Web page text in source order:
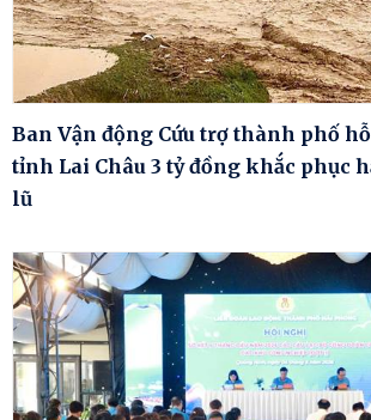
Ban Vận động Cứu trợ thành phố
tỉnh Lai Châu 3 tỷ đồng khắc phục
lũ